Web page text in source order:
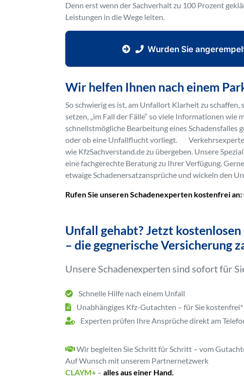
Denn erst wenn der Sachverhalt zu 100 Prozent
Leistungen in die Wege leiten.
Wurden Sie
Wir helfen Ihnen nach einem
So schwierig es ist, am Unfallort Klarheit zu schaffen,
setzen, „im Fall der Fälle“ so viele Informationen wie
schnellstmögliche Bearbeitung eines Schadensfalles
oder ob eine Unfallflucht vorliegt.
wie KfzSachverstand.de zu übergeben. Unsere
eine fachgerechte Beratung zu Ihrer Verfügung.
etwaige Schadenersatzansprüche und wickeln den
Rufen Sie unseren Schadenexperten kostenfrei
Unfall gehabt? Jetzt
– die gegnerische Versicherung
Unsere Schadenexperten sind sofort für
Schnelle Hilfe nach einem Unfall
Unabhängiges Kfz-Gutachten – für Sie kostenfrei*
Experten prüfen Ihre Ansprüche direkt am
Wir begleiten Sie Schritt für Schritt – vom
Auf Wunsch mit unserem Partnernetzwerk
CLAYM+ –alles aus einer Hand.